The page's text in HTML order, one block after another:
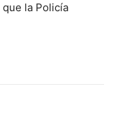
la Policía